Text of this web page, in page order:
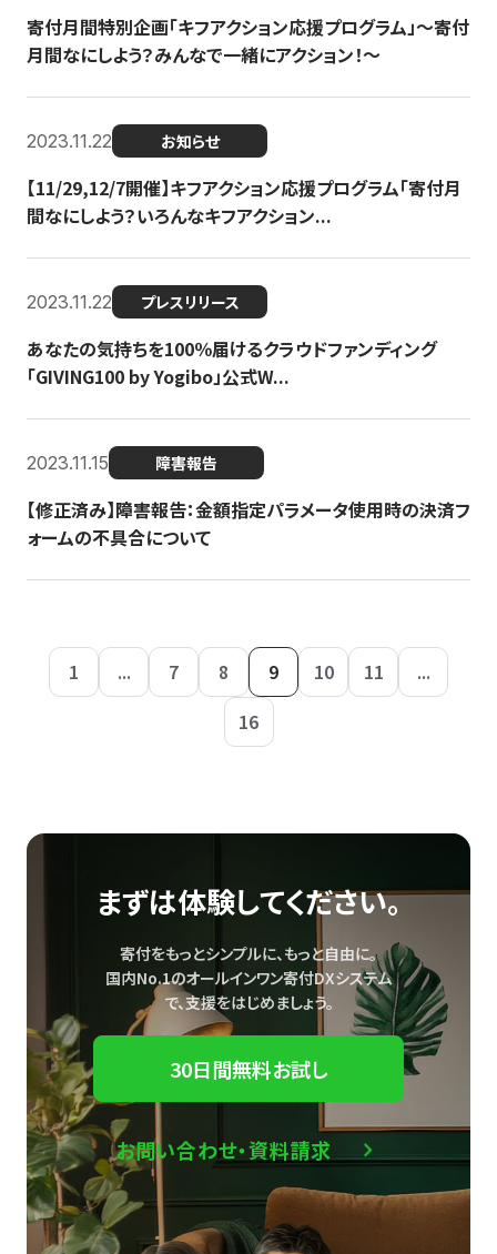
寄付月間特別企画「キフアクション応援プログラム」〜寄付
月間なにしよう？みんなで一緒にアクション！〜
2023.11.22 お知らせ
【11/29,12/7開催】キフアクション応援プログラム「寄付月
間なにしよう？いろんなキフアクション...
2023.11.22 プレスリリース
あなたの気持ちを100％届けるクラウドファンディング
「GIVING100 by Yogibo」公式W...
2023.11.15 障害報告
【修正済み】障害報告：金額指定パラメータ使用時の決済フ
ォームの不具合について
1 ... 7 8 9 10 11
...
16
まずは体験してください。
寄付をもっとシンプルに、もっと自由に。
国内No.1のオールインワン寄付DXシステム
で、支援をはじめましょう。
30日間無料お試し
お問い合わせ・資料請求